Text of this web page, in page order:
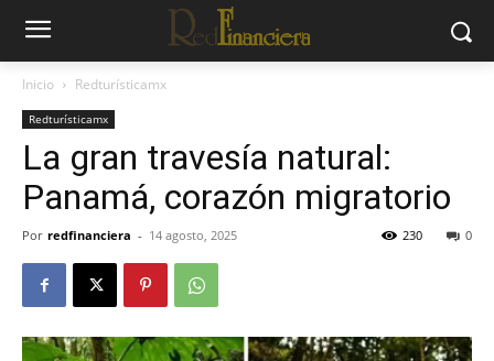
Inicio Redturísticamx
Redturísticamx
La gran travesía natural:
Panamá, corazón migratorio
Por redfinanciera - 14 agosto, 2025 0
230